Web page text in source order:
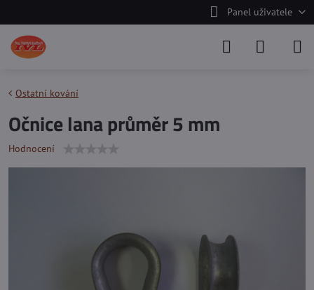
Panel uživatele
Ostatní kování
Očnice lana průměr 5 mm
Hodnocení